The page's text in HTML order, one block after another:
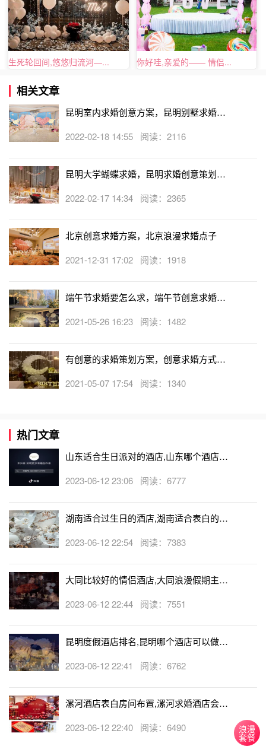
心情，感受感受自然的美好，你再看看周围的环境，伺机去
采一朵野花或者编制花冠，然后突然就单膝下跪，深情告
白，然后再拿出戒指，希望为她戴上这枚代表着你们未来的
戒指。简单而又美好。
爱要勇敢说出来，有时候大胆地表现爱意，也是对爱好
的诉说，在求婚上面，轰动一点又何妨?巨大广告牌，轰动
表白，你也可以大声的对全世界说，你很幸福，在她下班必
的时分，播放5分钟的视频，在视频的后，一句“亲爱的，嫁
给我吧!”，然后你缓缓走到她的身边，单膝跪地。创意，有
时候就在这样不经意一瞬间，感动到爱的她。
大海的宽广与邈远相信是每个人心驰神往的，尤其是身
居内地看不到大海的朋友，在海边求婚或者乘坐船只迎着海
个星光与月光都非常清晰的夜晚，在海滩上搭起篝火对亲爱
的她求婚，相信是非常创意的。
你可以在她能看得到的标志性建筑物上提前准备好，在
她路过的时候，一个心形的灯光图案瞬间展开，这时你就可
以大声进行求婚告白啦!
最浪漫十种创意求婚方案--
针对喜欢唱歌的姑娘，可以选择在KTV求婚，提前布置
好KTV的房间，用歌声表达出你的情感，最后唱一首，今天
生死轮回间,悠悠归流河—... 你好哇,亲爱的—— 情侣...
相关文章
昆明室内求婚创意方案，昆明别墅求婚策
2022-02-18 14:55 阅读：2116
昆明大学蝴蝶求婚，昆明求婚创意策划案
2022-02-17 14:34 阅读：2365
北京创意求婚方案，北京浪漫求婚点子
2021-12-31 17:02 阅读：1918
端午节求婚要怎么求，端午节创意求婚方
2021-05-26 16:23 阅读：1482
有创意的求婚策划方案，创意求婚方式盘
2021-05-07 17:54 阅读：1340
热门文章
山东适合生日派对的酒店,山东哪个酒店有
2023-06-12 23:06 阅读：6777
湖南适合过生日的酒店,湖南适合表白的酒
2023-06-12 22:54 阅读：7383
大同比较好的情侣酒店,大同浪漫假期主题
2023-06-12 22:44 阅读：7551
昆明度假酒店排名,昆明哪个酒店可以做求
2023-06-12 22:41 阅读：6762
漯河酒店表白房间布置,漯河求婚酒店会帮
2023-06-12 22:40 阅读：6490 浪漫
套餐